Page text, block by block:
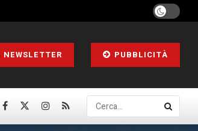
NEWSLETTER PUBBLICITÀ